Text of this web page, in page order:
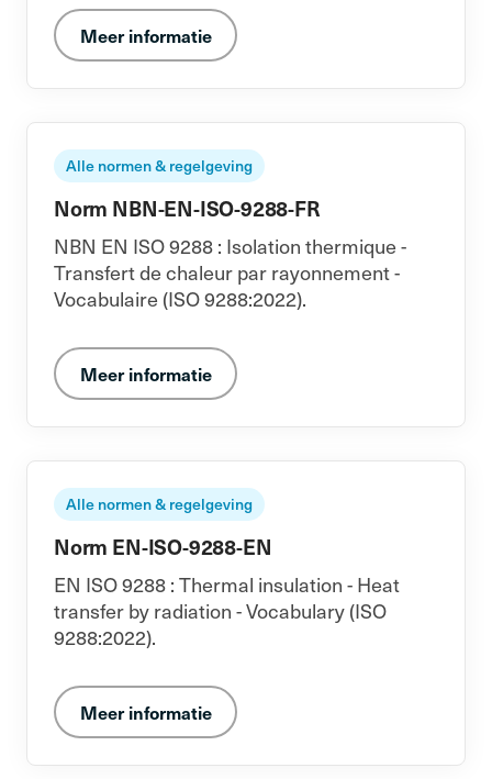
Meer informatie
Alle normen & regelgeving
Norm NBN-EN-ISO-9288-FR
NBN EN ISO 9288 : Isolation thermique -
Transfert de chaleur par rayonnement -
Vocabulaire (ISO 9288:2022).
Meer informatie
Alle normen & regelgeving
Norm EN-ISO-9288-EN
EN ISO 9288 : Thermal insulation - Heat
transfer by radiation - Vocabulary (ISO
9288:2022).
Meer informatie